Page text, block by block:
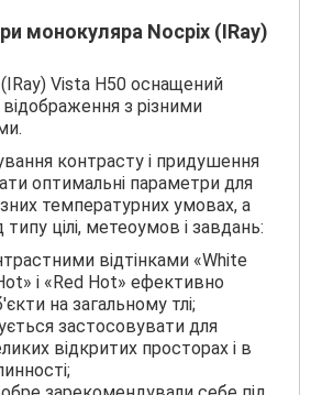
монокуляра Nocpix (IRay)
Vista H50 оснащений
з різними
контрасту і придушення
оптимальні параметри для
температурних умовах, а
цілі, метеоумов і завдань:
відтінками «White
і «Red Hot» ефективно
на загальному тлі;
застосовувати для
відкритих просторах і в